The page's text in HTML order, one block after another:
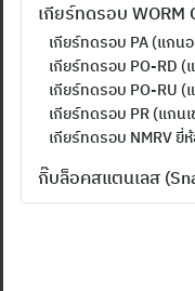
เกียร์ทดรอบ WORM
เกียร์ทดรอบ PA (แกน
เกียร์ทดรอบ PO-RD (
เกียร์ทดรอบ PO-RU
เกียร์ทดรอบ PR (แกน
เกียร์ทดรอบ NMRV ยี่ห้
กิ๊บล็อคสแตนเลส